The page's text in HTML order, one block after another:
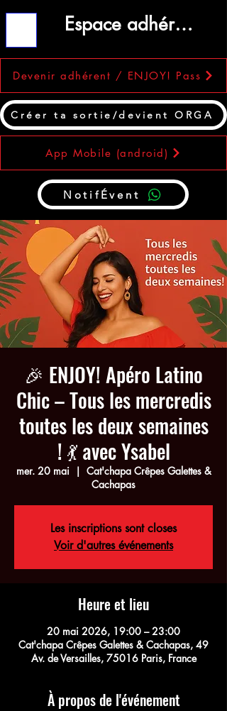
Devenir adhérent / ENJOY! Pass
Créer ta sortie/devient ORGA
Espace adhérent
NotifÉvent
App Mobile (android)
🎉 ENJOY! Apéro Latino
Chic – Tous les mercredis
toutes les deux semaines
! 💃 avec Ysabel
mer. 20 mai
  |
Cat'chapa Crêpes Galettes &
Cachapas
Les inscriptions sont closes
Voir d'autres événements
Heure et lieu
20 mai 2026, 19:00 – 23:00
Cat'chapa Crêpes Galettes & Cachapas, 49
Av. de Versailles, 75016 Paris, France
À propos de l'événement